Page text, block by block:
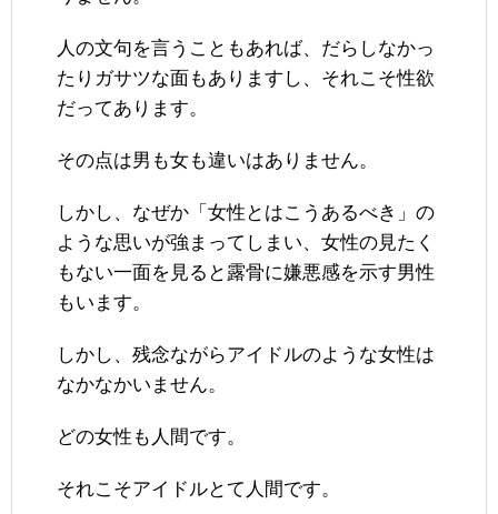
人の文句を言うこともあれば、だらしなかっ
たりガサツな面もありますし、それこそ性欲
だってあります。
その点は男も女も違いはありません。
しかし、なぜか「女性とはこうあるべき」の
ような思いが強まってしまい、女性の見たく
もない一面を見ると露骨に嫌悪感を示す男性
もいます。
しかし、残念ながらアイドルのような女性は
なかなかいません。
どの女性も人間です。
それこそアイドルとて人間です。